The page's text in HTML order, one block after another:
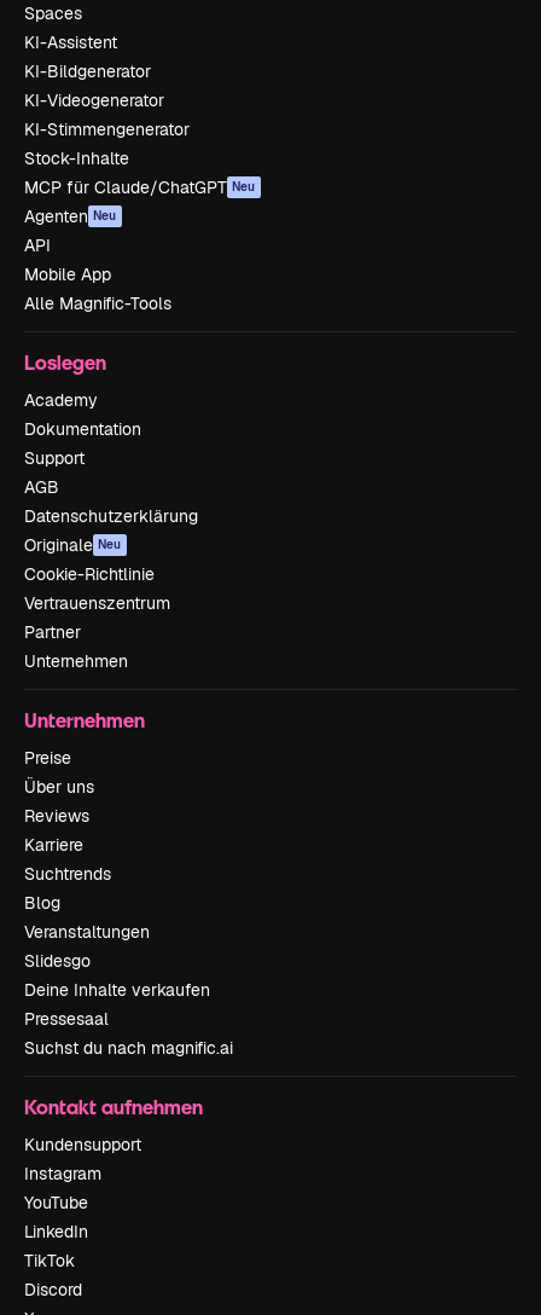
Spaces
KI-Assistent
KI-Bildgenerator
KI-Videogenerator
KI-Stimmengenerator
Stock-Inhalte
MCP für Claude/ChatGPT Neu
Agenten Neu
API
Mobile App
Alle Magnific-Tools
Loslegen
Academy
Dokumentation
Support
AGB
Datenschutzerklärung
Originale Neu
Cookie-Richtlinie
Vertrauenszentrum
Partner
Unternehmen
Unternehmen
Preise
Über uns
Reviews
Karriere
Suchtrends
Blog
Veranstaltungen
Slidesgo
Deine Inhalte verkaufen
Pressesaal
Suchst du nach magnific.ai
Kontakt aufnehmen
Kundensupport
Instagram
YouTube
LinkedIn
TikTok
Discord